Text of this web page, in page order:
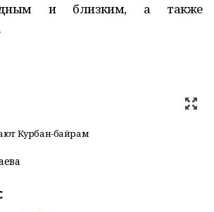
и близким, а также
Курбан-байрам